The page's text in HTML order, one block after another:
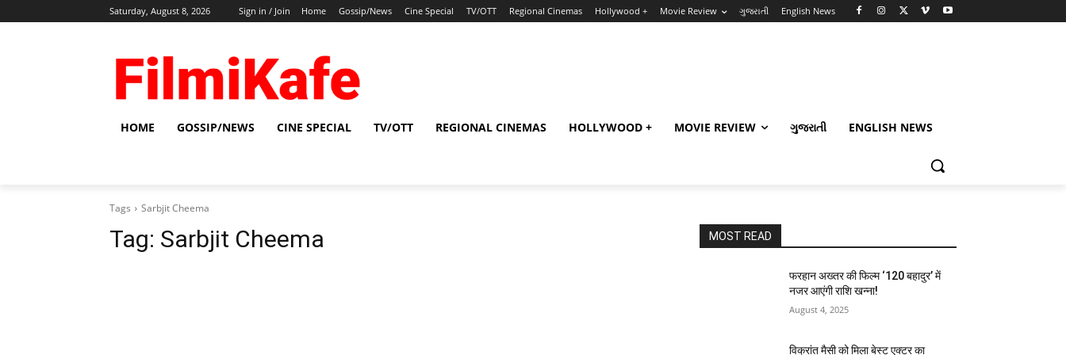
Saturday, August 8, 2026 Sign in / Join Home Gossip/News Cine Special TV/OTT Regional Cinemas Hollywood + Movie Review ગુજરાતી English News
HOME GOSSIP/NEWS CINE SPECIAL TV/OTT REGIONAL CINEMAS HOLLYWOOD + MOVIE REVIEW ગુજરાતી ENGLISH NEWS
Tags Sarbjit Cheema
Tag: Sarbjit Cheema MOST READ
फरहान अख्तर की फिल्म ‘120 बहादुर’ में
नजर आएंगी राशि खन्ना!
August 4, 2025
विक्रांत मैसी को मिला बेस्ट एक्टर का